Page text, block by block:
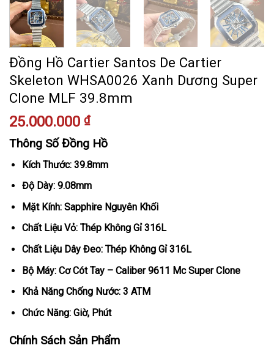
Đồng Hồ Cartier Santos De Cartier
Skeleton WHSA0026 Xanh Dương Super
Clone MLF 39.8mm
25.000.000 ₫
Thông Số Đồng Hồ
Kích Thước: 39.8mm
Độ Dày: 9.08mm
Mặt Kính: Sapphire Nguyên Khối
Chất Liệu Vỏ: Thép Không Gỉ 316L
Chất Liệu Dây Đeo: Thép Không Gỉ 316L
Bộ Máy: Cơ Cót Tay – Caliber 9611 Mc Super Clone
Khả Năng Chống Nước: 3 ATM
Chức Năng: Giờ, Phút
Chính Sách Sản Phẩm